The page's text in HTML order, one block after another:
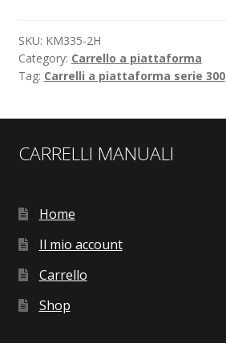
SKU: KM335-2H
Category: Carrello a piattaforma
Tag: Carrelli a piattaforma serie 300
CARRELLI MANUALI
Home
Il mio account
Carrello
Shop